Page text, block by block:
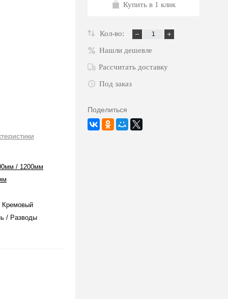
/ 1200мм
/ Разводы
Купить в 1 клик
Кол-во:
Нашли дешевле
Рассчитать доставку
Под заказ
Поделиться